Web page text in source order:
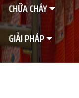
CHỮA CHÁY
GIẢI PHÁP